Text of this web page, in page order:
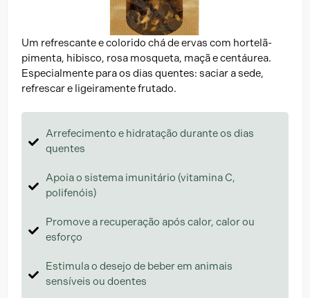
Um refrescante e colorido chá de ervas com hortelã-
pimenta, hibisco, rosa mosqueta, maçã e centáurea.
Especialmente para os dias quentes: saciar a sede,
refrescar e ligeiramente frutado.
Arrefecimento e hidratação durante os dias
quentes
Apoia o sistema imunitário (vitamina C,
polifenóis)
Promove a recuperação após calor, calor ou
esforço
Estimula o desejo de beber em animais
sensíveis ou doentes